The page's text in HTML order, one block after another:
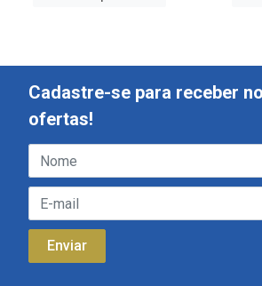
Cadastre-se para receber
ofertas!